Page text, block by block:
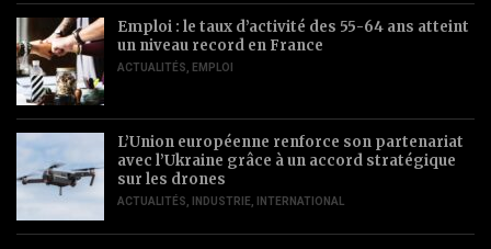
Emploi : le taux d’activité des 55-64 ans atteint
un niveau record en France
ACTUALITÉS, EMPLOI
L’Union européenne renforce son partenariat
avec l’Ukraine grâce à un accord stratégique
sur les drones
ACTUALITÉS, INDUSTRIE, INTERNATIONAL